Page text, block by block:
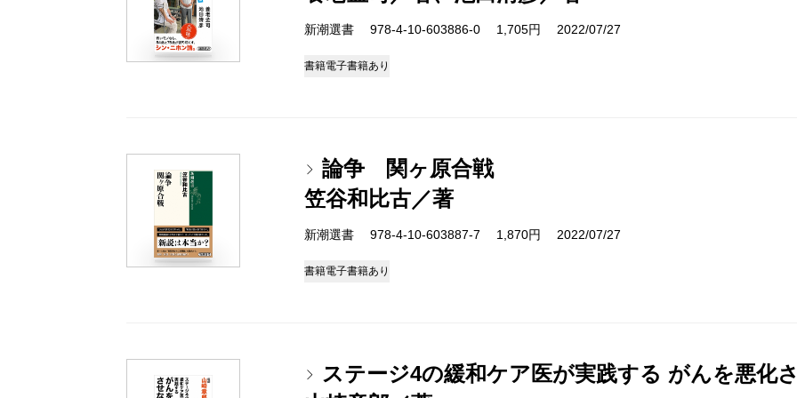
新潮選書 978-4-10-603886-0 1,705円 2022/07/27
書籍電子書籍あり
論争 関ヶ原合戦
笠谷和比古／著
新潮選書 978-4-10-603887-7 1,870円 2022/07/27
書籍電子書籍あり
ステージ4の緩和ケア医が実践する がんを悪化